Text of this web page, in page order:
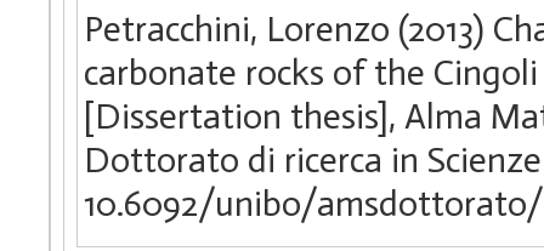
Petracchini, Lorenzo (2013)
carbonate rocks of the
[Dissertation thesis], Alma
Dottorato di ricerca in
10.6092/unibo/amsdottorato/